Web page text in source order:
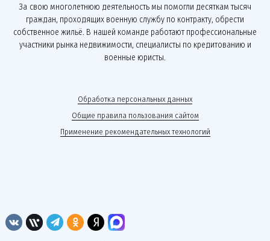
За свою многолетнюю деятельность мы помогли десяткам тысяч
граждан, проходящих военную службу по контракту, обрести
собственное жильё. В нашей команде работают профессиональные
участники рынка недвижимости, специалисты по кредитованию и
военные юристы.
Обработка персональных данных
Общие правила пользования сайтом
Применение рекомендательных технологий